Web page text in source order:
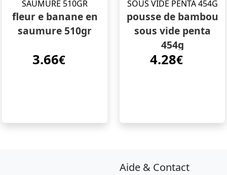
fleur e banane en
saumure 510gr
3.66€
pousse de bambou
sous vide penta
454g
4.28€
Aide & Contact